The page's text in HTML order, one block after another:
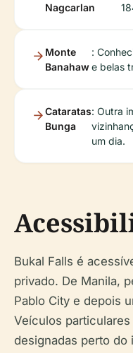
Nagcarlan
Monte
Banahaw
:
e belas
Cataratas
Bunga
: Outra
um dia.
Bukal Falls é
privado. De Manila,
Pablo City e depois
Veículos
designadas perto do